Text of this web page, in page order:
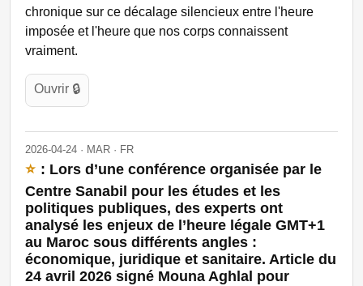
chronique sur ce décalage silencieux entre l'heure
imposée et l'heure que nos corps connaissent
vraiment.
Ouvrir 🔒
2026-04-24 · MAR · FR
⭐ : Lors d’une conférence organisée par le
Centre Sanabil pour les études et les
politiques publiques, des experts ont
analysé les enjeux de l’heure légale GMT+1
au Maroc sous différents angles :
économique, juridique et sanitaire. Article du
24 avril 2026 signé Mouna Aghlal pour